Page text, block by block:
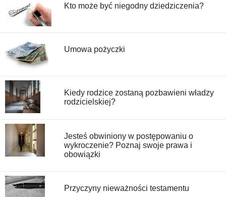
Kto może być niegodny dziedziczenia?
Umowa pożyczki
Kiedy rodzice zostaną pozbawieni władzy
rodzicielskiej?
Jesteś obwiniony w postępowaniu o
wykroczenie? Poznaj swoje prawa i
obowiązki
Przyczyny nieważności testamentu